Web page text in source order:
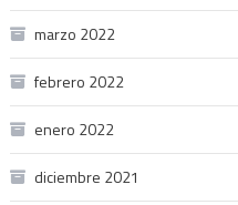
marzo 2022
febrero 2022
enero 2022
diciembre 2021